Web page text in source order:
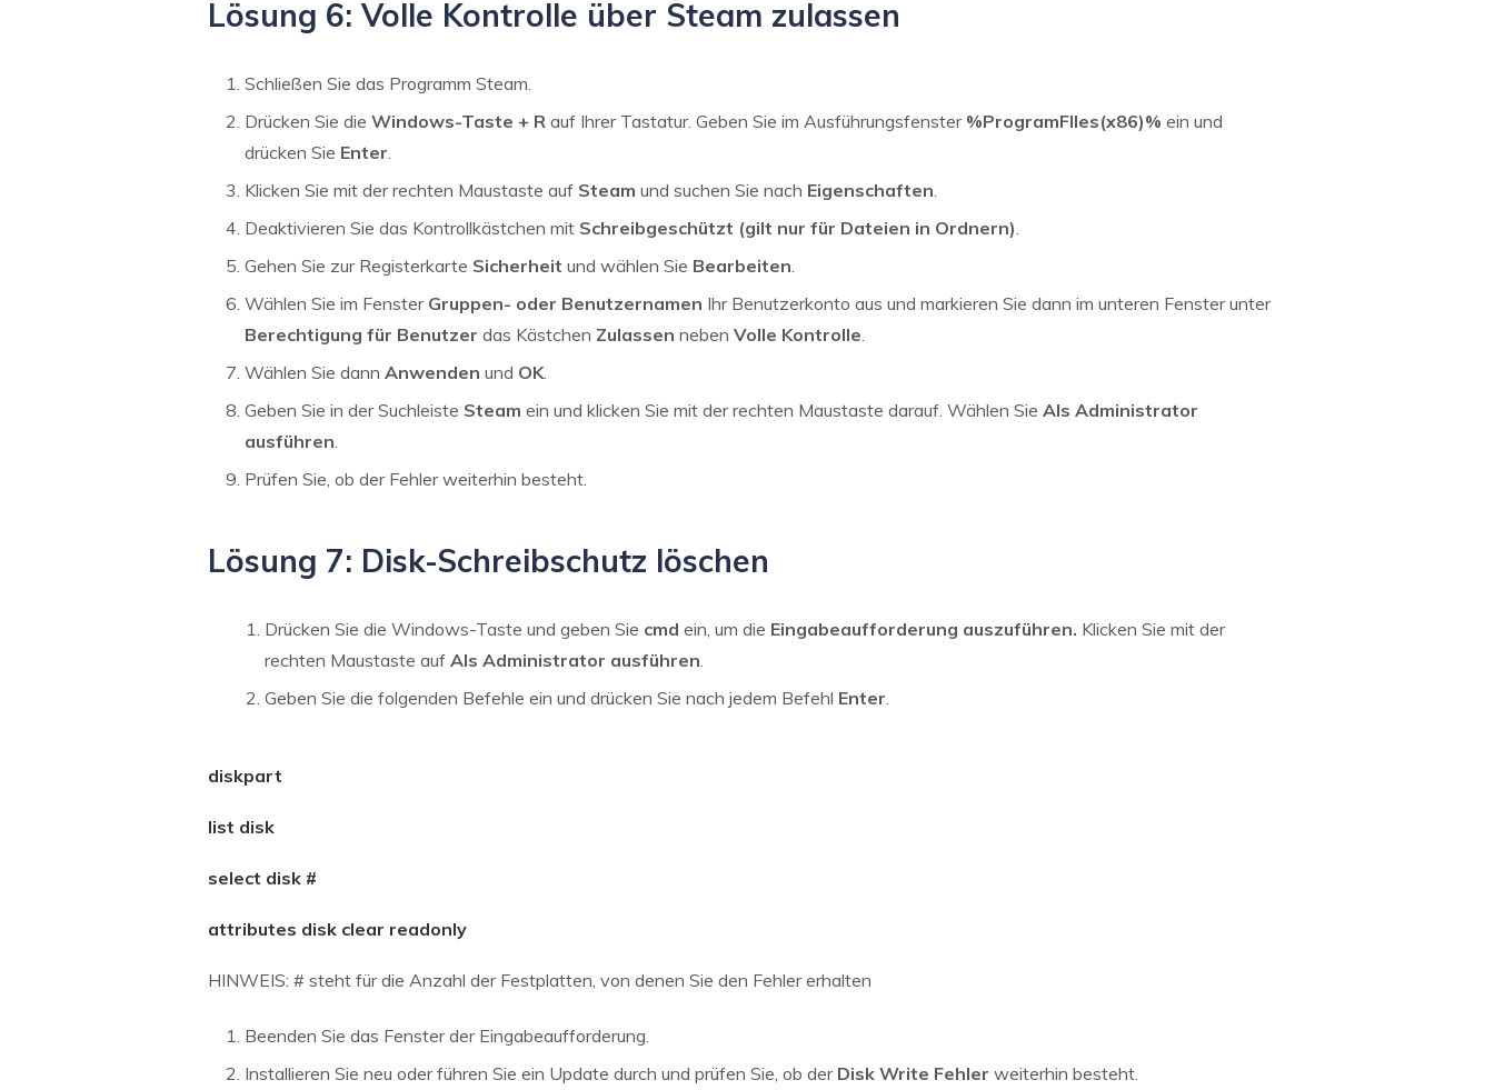
Lösung 6: Volle Kontrolle über Steam zulassen
Schließen Sie das Programm Steam.
Drücken Sie die Windows-Taste + R auf Ihrer Tastatur. Geben Sie im Ausführungsfenster %ProgramFIles(x86)% ein und
drücken Sie Enter.
Klicken Sie mit der rechten Maustaste auf Steam und suchen Sie nach Eigenschaften.
Deaktivieren Sie das Kontrollkästchen mit Schreibgeschützt (gilt nur für Dateien in Ordnern).
Gehen Sie zur Registerkarte Sicherheit und wählen Sie Bearbeiten.
Wählen Sie im Fenster Gruppen- oder Benutzernamen Ihr Benutzerkonto aus und markieren Sie dann im unteren Fenster unter
Berechtigung für Benutzer das Kästchen Zulassen neben Volle Kontrolle.
Wählen Sie dann Anwenden und OK.
Geben Sie in der Suchleiste Steam ein und klicken Sie mit der rechten Maustaste darauf. Wählen Sie Als Administrator
ausführen.
Prüfen Sie, ob der Fehler weiterhin besteht.
Lösung 7: Disk-Schreibschutz löschen
Drücken Sie die Windows-Taste und geben Sie cmd ein, um die Eingabeaufforderung auszuführen. Klicken Sie mit der
rechten Maustaste auf Als Administrator ausführen.
Geben Sie die folgenden Befehle ein und drücken Sie nach jedem Befehl Enter.
diskpart
list disk
select disk #
attributes disk clear readonly
HINWEIS: # steht für die Anzahl der Festplatten, von denen Sie den Fehler erhalten
Beenden Sie das Fenster der Eingabeaufforderung.
Installieren Sie neu oder führen Sie ein Update durch und prüfen Sie, ob der Disk Write Fehler weiterhin besteht.